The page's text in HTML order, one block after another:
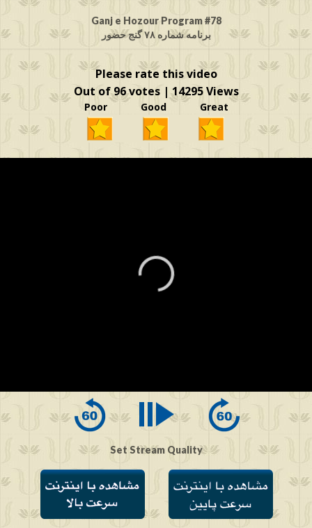
Ganj e Hozour Program #78
برنامه شماره ۷۸ گنج حضور
Please rate this video
Out of 96 votes | 14295 Views
Poor Good Great
of
Set Stream Quality